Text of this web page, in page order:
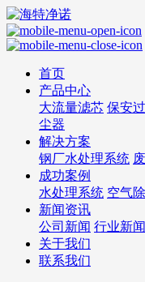
首页
产品中心
大流量滤芯 保安
尘器
解决方案
钢厂水处理系统
成功案例
水处理系统 空气
新闻资讯
公司新闻 行业新闻
关于我们
联系我们